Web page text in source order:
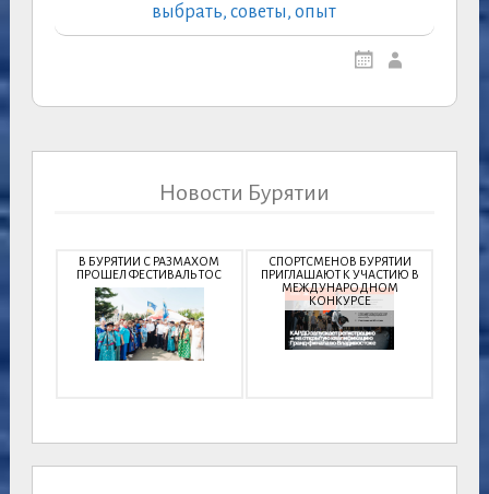
выбрать, советы, опыт
Новости Бурятии
В БУРЯТИИ С РАЗМАХОМ
ПРОШЕЛ ФЕСТИВАЛЬ ТОС
СПОРТСМЕНОВ БУРЯТИИ
ПРИГЛАШАЮТ К УЧАСТИЮ В
МЕЖДУНАРОДНОМ
КОНКУРСЕ